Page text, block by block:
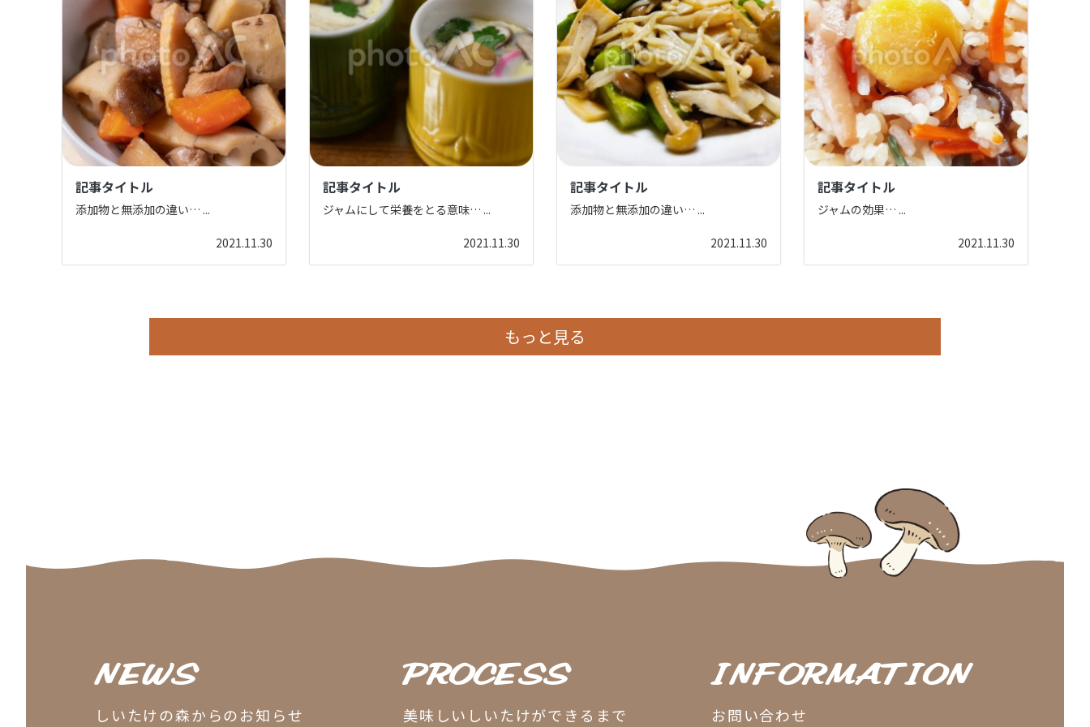
記事タイトル
添加物と無添加の違い… ...
2021.11.30
記事タイトル
ジャムにして栄養をとる意味… ...
2021.11.30
記事タイトル
添加物と無添加の違い… ...
2021.11.30
記事タイトル
ジャムの効果… ...
2021.11.30
もっと見る
NEWS
しいたけの森からのお知らせ
PROCESS
美味しいしいたけができるまで
INFORMATION
お問い合わせ